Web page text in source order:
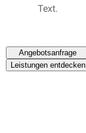
Text.
Angebotsanfrage
Leistungen entdecken